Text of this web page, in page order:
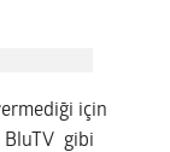
için
BluTV gibi